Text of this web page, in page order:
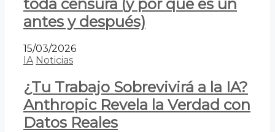
toda censura (y por qué es un
antes y después)
15/03/2026
IA Noticias
¿Tu Trabajo Sobrevivirá a la IA?
Anthropic Revela la Verdad con
Datos Reales